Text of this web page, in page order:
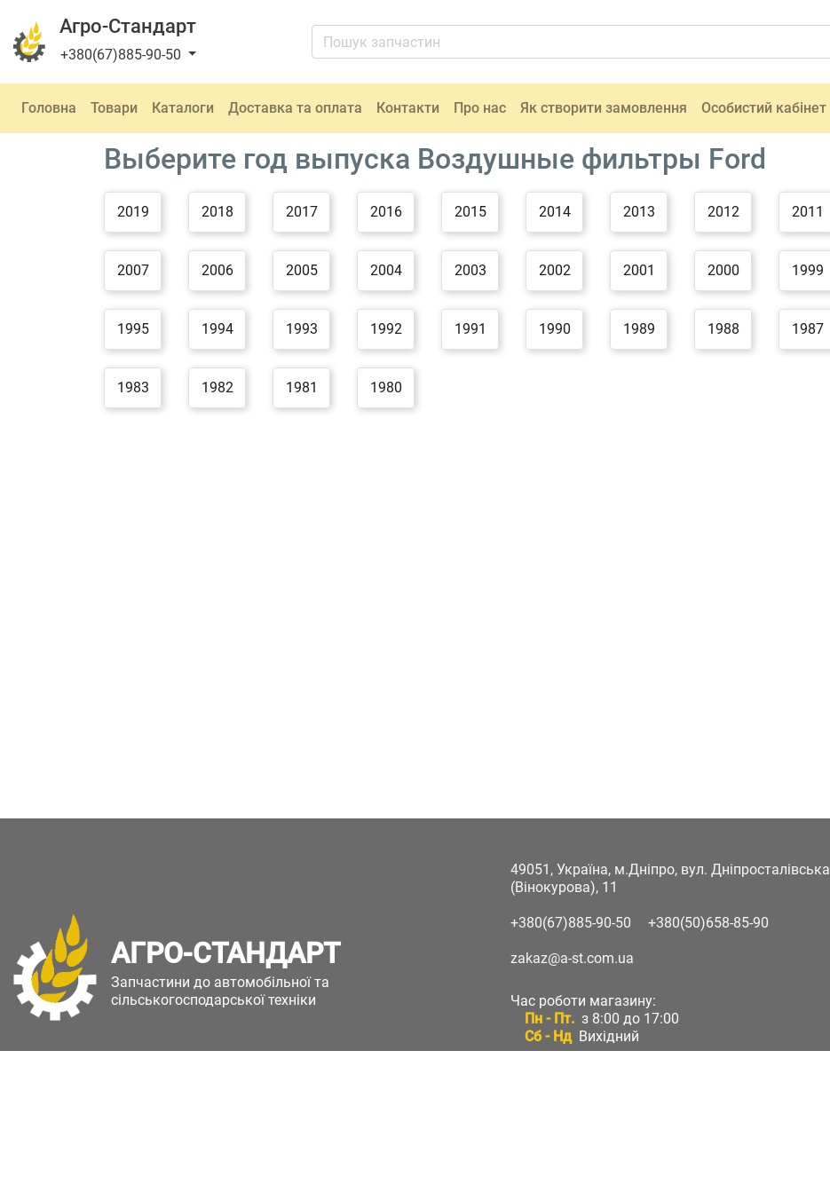
Агро-Стандарт
+380(67)885-90-50
Головна Товари Каталоги Доставка та оплата Контакти Про нас Як створити замовлення Особистий кабінет
Выберите год выпуска Воздушные фильтры Ford
2019 2018 2017 2016 2015 2014 2013 2012 2011
2007 2006 2005 2004 2003 2002 2001 2000 1999
1995 1994 1993 1992 1991 1990 1989 1988 1987
1983 1982 1981 1980
АГРО-СТАНДАРТ
Запчастини до автомобільної та
сільськогосподарської техніки
49051, Україна, м.Дніпро, вул. Дніпросталівська
(Вінокурова), 11
+380(67)885-90-50 +380(50)658-85-90
zakaz@a-st.com.ua
Час роботи магазину:
Пн - Пт. з 8:00 до 17:00
Сб - Нд Вихідний